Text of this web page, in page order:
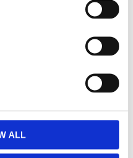
ALL
12V - Stål lina 15m,
Ø6.3mm - IP68 - 2495kg